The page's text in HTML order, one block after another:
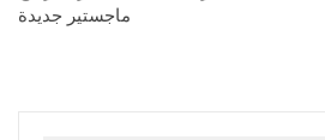
ماجستير جديدة